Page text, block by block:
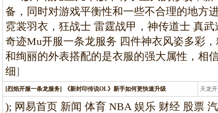
备，同时对游戏平衡性和一些不合理的地方
霓裳羽衣，狂战士 雷霆战甲，神传道士 真
奇迹Mu开服一条龙服务 四件神衣风姿多彩
和绚丽的外表搭配的是衣服的强大属性，相
细]
[烈焰开服一条龙服务] 《新封印传说OL》新手如何更快速升级 天龙
龙
); 网易首页 新闻 体育 NBA 娱乐 财经 股票